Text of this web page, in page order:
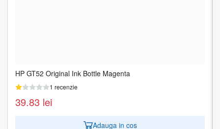
HP GT52 Original Ink Bottle Magenta
1 recenzie
39.83 lei
Adauga in cos
HP GT52 Original Ink Bottle Yellow
1 recenzie
39.83 lei
Adauga in cos